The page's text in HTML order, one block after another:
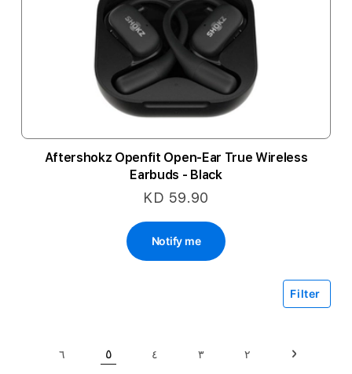
Aftershokz Openfit Open-Ear True Wireless
Earbuds - Black
KD 59.90
Notify me
Filter
٢ ٣ ٤
حاليا انت تقرأ
٥ ٦